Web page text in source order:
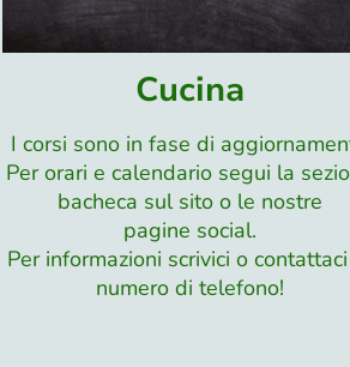
Cucina
I corsi sono in fase di
Per orari e calendario segui la
bacheca sul sito o le nostre
pagine social.
Per informazioni scrivici o
numero di telefono!